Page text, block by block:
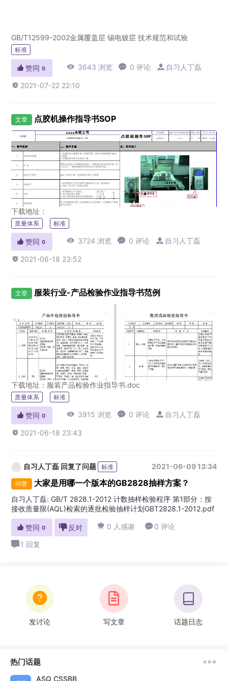
GB/T12599-2002金属覆盖层 锡电镀层 技术规范和试验
标准
 赞同 0  3643 浏览  0 评论  自习人丁磊
 2021-07-22 22:10
文章 点胶机操作指导书SOP
下载地址：
质量体系 标准
 赞同 0  3724 浏览  0 评论  自习人丁磊
 2021-06-18 23:52
文章 服装行业-产品检验作业指导书范例
下载地址：服装产品检验作业指导书.doc
质量体系 标准
 赞同 0  3915 浏览  0 评论  自习人丁磊
 2021-06-18 23:43
自习人丁磊 回复了问题 2021-06-09 13:34
标准
问答 大家是用哪一个版本的GB2828抽样方案？
自习人丁磊: GB/T 2828.1-2012 计数抽样检验程序 第1部分：按
接收质量限(AQL)检索的逐批检验抽样计划GBT2828.1-2012.pdf
 赞同 0  反对  0 人感谢  0 评论
1 回复
发讨论 写文章 话题日志
热门话题 
ASQ CSSBB